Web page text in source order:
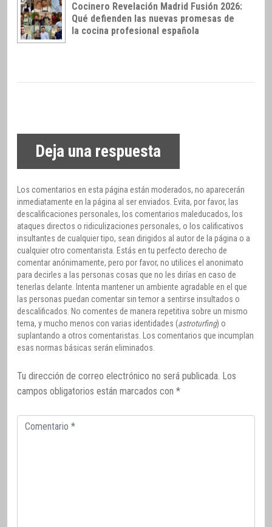
Cocinero Revelación Madrid Fusión 2026:
Qué defienden las nuevas promesas de
la cocina profesional española
Deja una respuesta
Los comentarios en esta página están moderados, no aparecerán
inmediatamente en la página al ser enviados. Evita, por favor, las
descalificaciones personales, los comentarios maleducados, los
ataques directos o ridiculizaciones personales, o los calificativos
insultantes de cualquier tipo, sean dirigidos al autor de la página o a
cualquier otro comentarista. Estás en tu perfecto derecho de
comentar anónimamente, pero por favor, no utilices el anonimato
para decirles a las personas cosas que no les dirías en caso de
tenerlas delante. Intenta mantener un ambiente agradable en el que
las personas puedan comentar sin temor a sentirse insultados o
descalificados. No comentes de manera repetitiva sobre un mismo
tema, y mucho menos con varias identidades (astroturfing) o
suplantando a otros comentaristas. Los comentarios que incumplan
esas normas básicas serán eliminados.
Tu dirección de correo electrónico no será publicada. Los
campos obligatorios están marcados con *
Comentario